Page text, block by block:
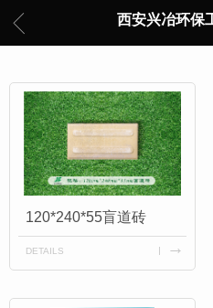
西安兴冶环保
120*240*55盲道砖
DETAILS